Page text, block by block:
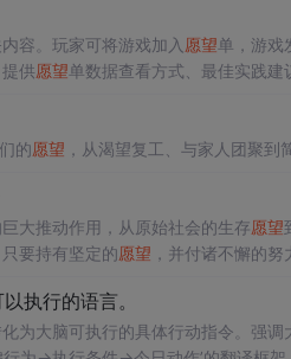
容。玩家可将游戏加入 愿望单，游戏
供愿望单数据查看方式、最佳实践建
的愿望 ，从渴望复工、与家人团聚到
大推动作用，从原始社会的生存愿望
要持有坚定的愿望 ，并付诸不懈的
执行的语言。
为大脑可执行的具体行动指令。强